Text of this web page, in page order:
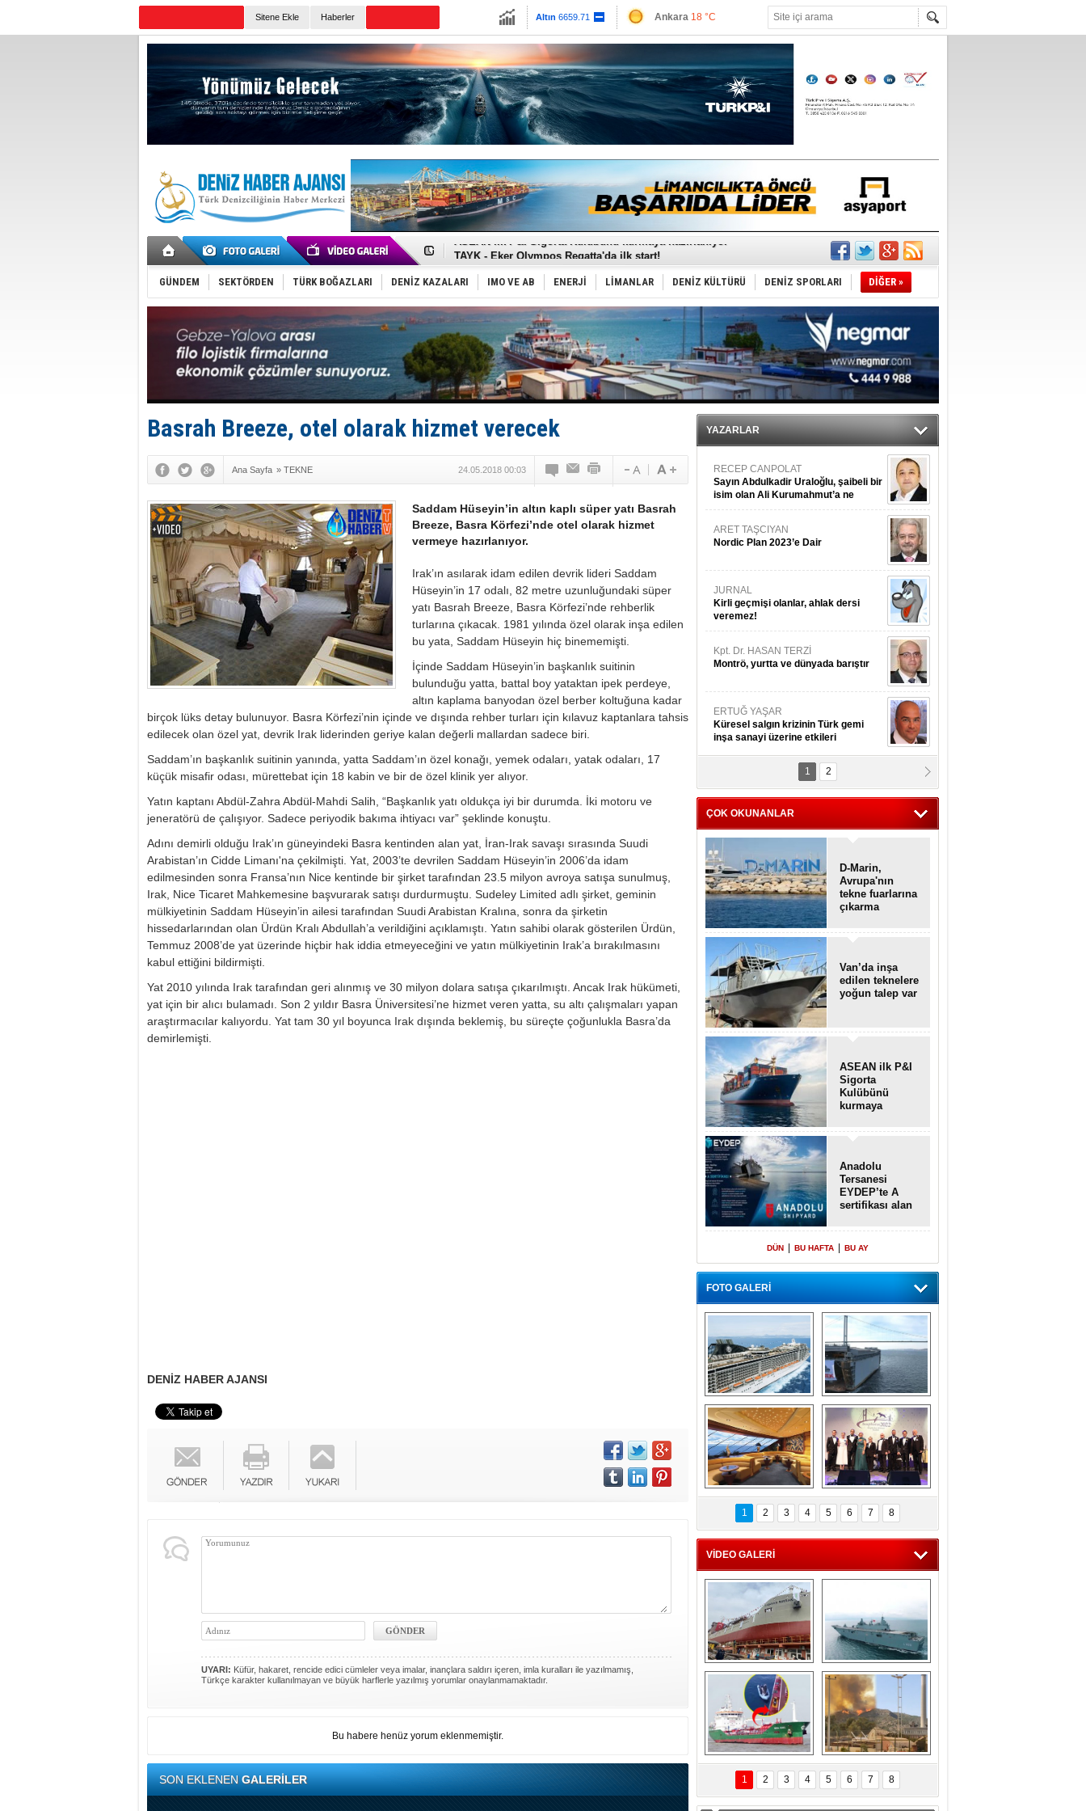
Sitene Ekle Haberler
Altın 6659.71
Euro55.1258
Ankara 18 °C
Antalya26 °C
Muğla 19 °C
Çanakkale 20 °C
D-Marin, Avrupa'nın tekne fuarlarına çıkarma yapacak
Van’da inşa edilen teknelere yoğun talep var
TAYK - Eker Olympos Regatta'da ilk start!
İstanbul ve Çanakkale: 6 ayda 40.000 gemi
TEKNOFEST ‘Mavi Vatan’ ziyaretçi kayıtları başladı!
Tersane işçilerinin direnişi, kazanımla sonuçlandı
İngiliz aktivistler, gemide mahsur kaldı!
FESCO, Karadeniz'de yeni sevkiyat taleplerini durdurdu
DESE, BIMCO’ya katıldı
GİMBİRDER gemi inşa yan sanayinin sorunlarını tartıştı
35 milyon TL'lik tekne projesinde karar çıktı
İnsansız cankurtaran ihalesini BlueForge kazandı
Yüzyıl sonra ilk kez dünyaya açılan gizemli ada!
Anadolu Tersanesi EYDEP’te A sertifikası alan ilk tersane oldu
GÜNDEM SEKTÖRDEN TÜRK BOĞAZLARI DENİZ KAZALARI IMO VE AB ENERJİ LİMANLAR DENİZ KÜLTÜRÜ DENİZ SPORLARI DİĞER »
Basrah Breeze, otel olarak hizmet verecek
Ana Sayfa » TEKNE 24.05.2018 00:03
Saddam Hüseyin’in altın kaplı süper yatı Basrah
Breeze, Basra Körfezi’nde otel olarak hizmet
vermeye hazırlanıyor.
Irak’ın asılarak idam edilen devrik lideri Saddam
Hüseyin’in 17 odalı, 82 metre uzunluğundaki süper
yatı Basrah Breeze, Basra Körfezi’nde rehberlik
turlarına çıkacak. 1981 yılında özel olarak inşa edilen
bu yata, Saddam Hüseyin hiç binememişti.
İçinde Saddam Hüseyin’in başkanlık suitinin
bulunduğu yatta, battal boy yataktan ipek perdeye,
altın kaplama banyodan özel berber koltuğuna kadar
birçok lüks detay bulunuyor. Basra Körfezi’nin içinde ve dışında rehber turları için kılavuz kaptanlara tahsis
edilecek olan özel yat, devrik Irak liderinden geriye kalan değerli mallardan sadece biri.
Saddam’ın başkanlık suitinin yanında, yatta Saddam’ın özel konağı, yemek odaları, yatak odaları, 17
küçük misafir odası, mürettebat için 18 kabin ve bir de özel klinik yer alıyor.
Yatın kaptanı Abdül-Zahra Abdül-Mahdi Salih, “Başkanlık yatı oldukça iyi bir durumda. İki motoru ve
jeneratörü de çalışıyor. Sadece periyodik bakıma ihtiyacı var” şeklinde konuştu.
Adını demirli olduğu Irak’ın güneyindeki Basra kentinden alan yat, İran-Irak savaşı sırasında Suudi
Arabistan’ın Cidde Limanı'na çekilmişti. Yat, 2003’te devrilen Saddam Hüseyin’in 2006’da idam
edilmesinden sonra Fransa’nın Nice kentinde bir şirket tarafından 23.5 milyon avroya satışa sunulmuş,
Irak, Nice Ticaret Mahkemesine başvurarak satışı durdurmuştu. Sudeley Limited adlı şirket, geminin
mülkiyetinin Saddam Hüseyin’in ailesi tarafından Suudi Arabistan Kralına, sonra da şirketin
hissedarlarından olan Ürdün Kralı Abdullah’a verildiğini açıklamıştı. Yatın sahibi olarak gösterilen Ürdün,
Temmuz 2008’de yat üzerinde hiçbir hak iddia etmeyeceğini ve yatın mülkiyetinin Irak’a bırakılmasını
kabul ettiğini bildirmişti.
Yat 2010 yılında Irak tarafından geri alınmış ve 30 milyon dolara satışa çıkarılmıştı. Ancak Irak hükümeti,
yat için bir alıcı bulamadı. Son 2 yıldır Basra Üniversitesi’ne hizmet veren yatta, su altı çalışmaları yapan
araştırmacılar kalıyordu. Yat tam 30 yıl boyunca Irak dışında beklemiş, bu süreçte çoğunlukla Basra’da
demirlemişti.
DENİZ HABER AJANSI
UYARI: Küfür, hakaret, rencide edici cümleler veya imalar, inançlara saldırı içeren, imla kuralları ile yazılmamış,
Türkçe karakter kullanılmayan ve büyük harflerle yazılmış yorumlar onaylanmamaktadır.
Bu habere henüz yorum eklenmemiştir.
SON EKLENENGALERİLER
YAZARLAR
RECEP CANPOLAT
Sayın Abdulkadir Uraloğlu, şaibeli bir
isim olan Ali Kurumahmut’a ne
danışıyorsunuz?
ARET TAŞCIYAN
Nordic Plan 2023’e Dair
JURNAL
Kirli geçmişi olanlar, ahlak dersi
veremez!
Kpt. Dr. HASAN TERZİ
Montrö, yurtta ve dünyada barıştır
ERTUĞ YAŞAR
Küresel salgın krizinin Türk gemi
inşa sanayi üzerine etkileri
Kpt. MESUT AZMİ GÖKSOY
ithafen...
1 2
ÇOK OKUNANLAR
D-Marin,
Avrupa'nın
tekne fuarlarına
çıkarma
Van’da inşa
edilen teknelere
yoğun talep var
ASEAN ilk P&I
Sigorta
Kulübünü
kurmaya
Anadolu
Tersanesi
EYDEP’te A
sertifikası alan
DÜN BU HAFTA BU AY
FOTO GALERİ
“Gemi içinde gemi”
konsepti ile MSC
Splendida
Dünyada tek!
Denizaltı yüzer
havuzu intikal
seyrine başladı
MSC'den 55 milyon
euroluk turizm geliri
müjdesi
5. Bosphorus Ship
Brokers Dinner,
İstanbul’da yapıldı
1 2 3 4 5 6 7 8
VİDEO GALERİ
Çeksan Tersanesi,
Başaran Bayrak
tankerini suya
indirdi
TCG Anadolu,
tersane teknik
seyrini tamamladı
Göçmenlerin
imdadına Türk
sahipli MINA DENIZ
yetişti
Milas’taki yangın
yeniden termik
santrallere doğru
ilerliyor
1 2 3 4 5 6 7 8